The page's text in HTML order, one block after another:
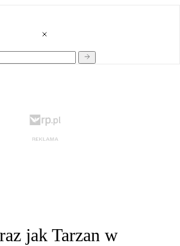
jak Tarzan w